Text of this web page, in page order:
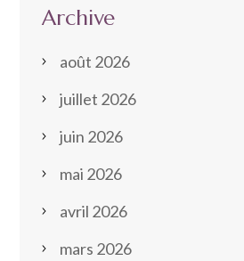
Archive
août 2026
juillet 2026
juin 2026
mai 2026
avril 2026
mars 2026